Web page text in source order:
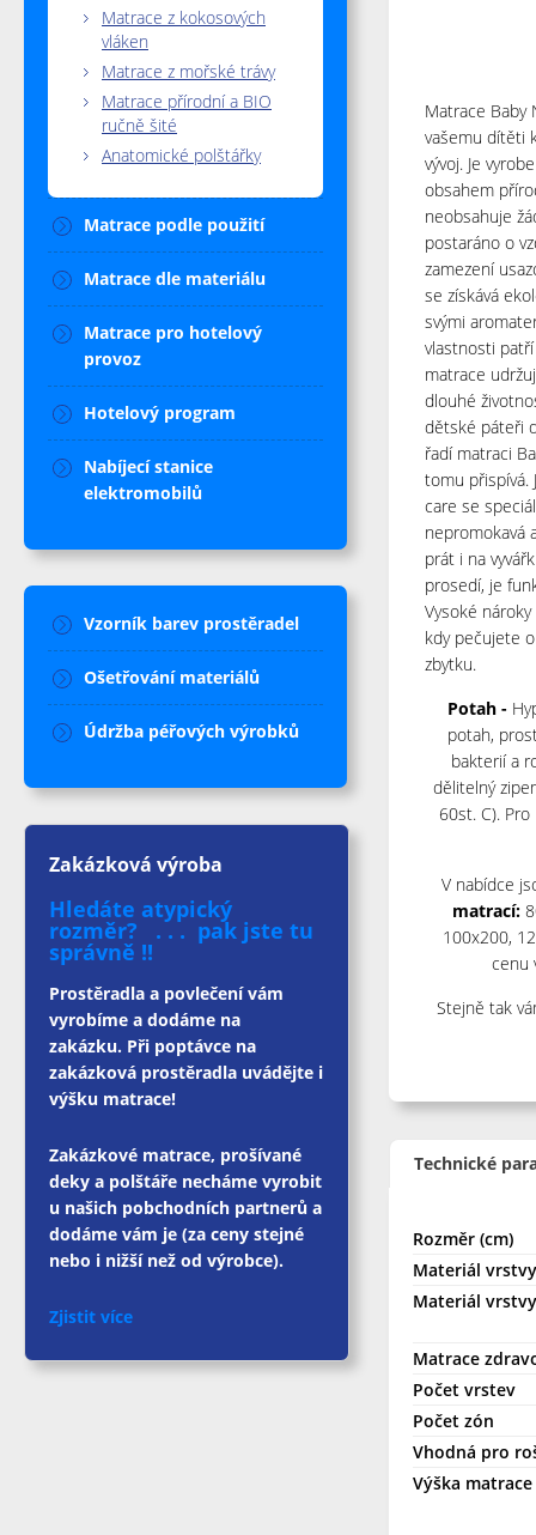
Matrace Baby
vašemu dítěti
vývoj. Je
obsahem
neobsahuje
postaráno o
zamezení
se získává
svými
vlastnosti
matrace
dlouhé
dětské páteři
řadí matraci
tomu přispívá.
care se
nepromokavá
prát i na
prosedí, je
Vysoké
kdy pečujete
zbytku.
Potah -
potah,
bakterií a
dělitelný
60st. C).
V nabídce
matrací:
100x200,
cenu
Stejně tak
Technické
Rozměr (cm)
Materiál
Materiál
Matrace
Počet vrstev
Počet zón
Vhodná pro
Výška matrace
Matrace z kokosových
vláken
Matrace z mořské trávy
Matrace přírodní a BIO
ručně šité
Anatomické polštářky
Matrace podle použití
Matrace dle materiálu
Matrace pro hotelový
provoz
Hotelový program
Nabíjecí stanice
elektromobilů
Vzorník barev prostěradel
Ošetřování materiálů
Údržba péřových výrobků
Zakázková výroba
Hledáte atypický
rozměr? . . . pak jste tu
správně !!
Prostěradla a povlečení vám
vyrobíme a dodáme na
zakázku. Při poptávce na
zakázková prostěradla uvádějte i
výšku matrace!
Zakázkové matrace, prošívané
deky a polštáře necháme vyrobit
u našich pobchodních partnerů a
dodáme vám je (za ceny stejné
nebo i nižší než od výrobce).
Zjistit více